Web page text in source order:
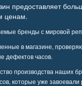
предоставляет
ценам.
бренды с мировой
в магазине,
дефектов часов.
производства наших
которые уже